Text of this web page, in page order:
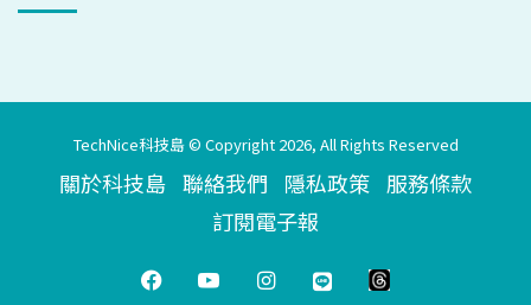
TechNice科技島 © Copyright 2026, All Rights Reserved
關於科技島 聯絡我們 隱私政策 服務條款
訂閱電子報